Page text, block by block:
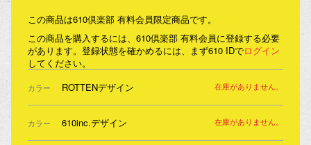
この商品は610倶楽部 有料会員限定商品です。
この商品を購入するには、610倶楽部 有料会員に登録する必要
があります。登録状態を確かめるには、まず610 IDでログイン
してください。
カラー ROTTENデザイン 在庫がありません。
カラー 610inc.デザイン 在庫がありません。